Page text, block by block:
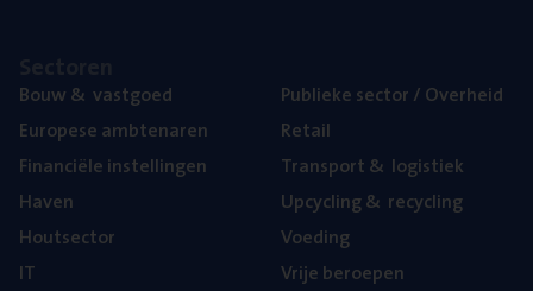
Bouw& vastgoed
Euro­pe­se ambtenaren
Finan­ci­ë­le instellingen
Haven
Hout­sec­tor
IT
Publie­ke sec­tor / Overheid
Retail
Trans­port& logistiek
Upcy­cling& recycling
Voe­ding
Vrije beroe­pen